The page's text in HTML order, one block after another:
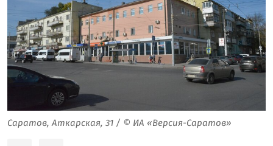
Саратов, Аткарская, 31 / © ИА «Версия-Саратов»